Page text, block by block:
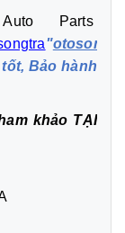
Parts
"
Bảo hành
khảo TẠI